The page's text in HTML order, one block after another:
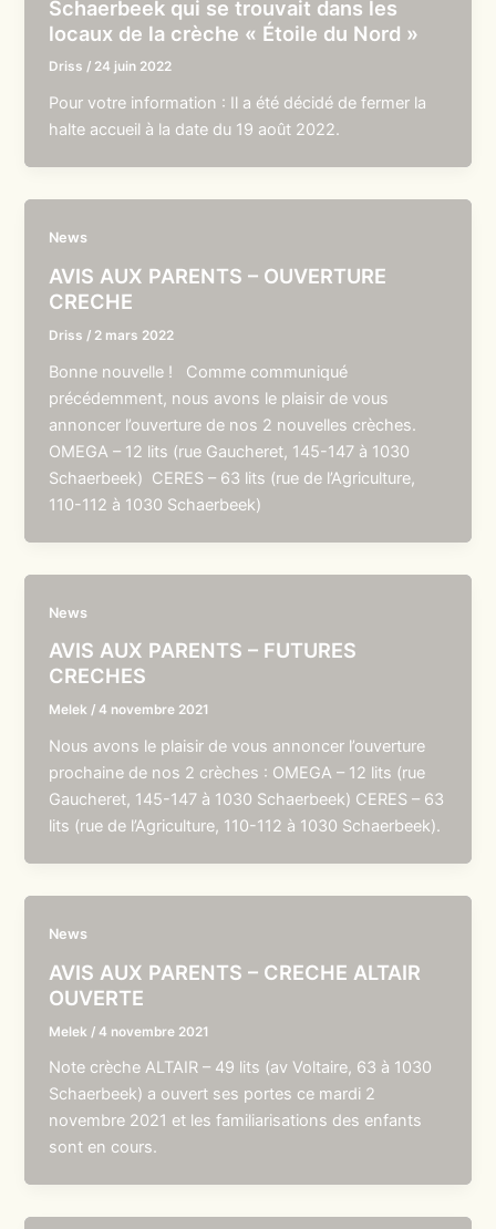
Schaerbeek qui se trouvait dans les
locaux de la crèche « Étoile du Nord »
Driss / 24 juin 2022
Pour votre information : Il a été décidé de fermer la
halte accueil à la date du 19 août 2022.
News
AVIS AUX PARENTS – OUVERTURE
CRECHE
Driss / 2 mars 2022
Bonne nouvelle ! Comme communiqué
précédemment, nous avons le plaisir de vous
annoncer l’ouverture de nos 2 nouvelles crèches.
OMEGA – 12 lits (rue Gaucheret, 145-147 à 1030
Schaerbeek) CERES – 63 lits (rue de l’Agriculture,
110-112 à 1030 Schaerbeek)
News
AVIS AUX PARENTS – FUTURES
CRECHES
Melek /4 novembre 2021
Nous avons le plaisir de vous annoncer l’ouverture
prochaine de nos 2 crèches : OMEGA – 12 lits (rue
Gaucheret, 145-147 à 1030 Schaerbeek) CERES – 63
lits (rue de l’Agriculture, 110-112 à 1030 Schaerbeek).
News
AVIS AUX PARENTS – CRECHE ALTAIR
OUVERTE
Melek /4 novembre 2021
Note crèche ALTAIR – 49 lits (av Voltaire, 63 à 1030
Schaerbeek) a ouvert ses portes ce mardi 2
novembre 2021 et les familiarisations des enfants
sont en cours.